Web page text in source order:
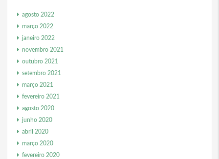
agosto 2022
março 2022
janeiro 2022
novembro 2021
outubro 2021
setembro 2021
março 2021
fevereiro 2021
agosto 2020
junho 2020
abril 2020
março 2020
fevereiro 2020